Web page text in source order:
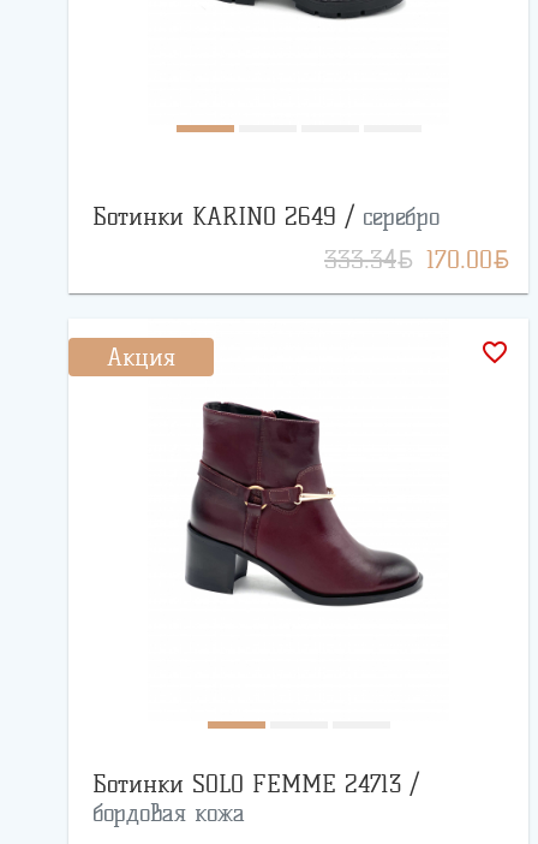
Ботинки KARINO 2649 / серебро
333.34BYN 170.00BYN
Акция favorite_border
Ботинки SOLO FEMME 24713 /
бордовая кожа